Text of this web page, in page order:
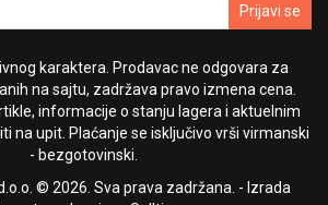
Prijavi se
karaktera. Prodavac ne odgovara za
na sajtu, zadržava pravo izmena cena.
informacije o stanju lagera i aktuelnim
na upit. Plaćanje se isključivo vrši virmanski
- bezgotovinski.
© 2026. Sva prava zadržana. - Izrada